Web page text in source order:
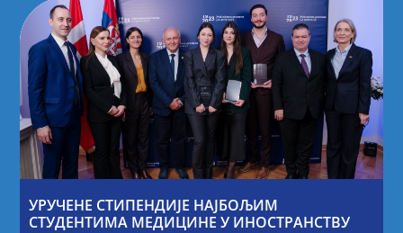
УРУЧЕНЕ СТИПЕНДИЈЕ НАЈБОЉИМ
СТУДЕНТИМА МЕДИЦИНЕ У ИНОСТРАНСТВУ